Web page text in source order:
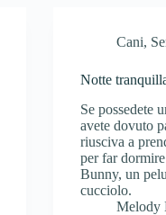
Cani,
Notte
Se possedete
avete dovuto
riusciva a
per far
Bunny, un
cucciolo.
Melody